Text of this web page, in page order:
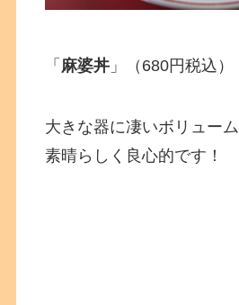
「 麻婆丼 」（680円税込）
大きな器に凄いボリュー
素晴らしく良心的です！